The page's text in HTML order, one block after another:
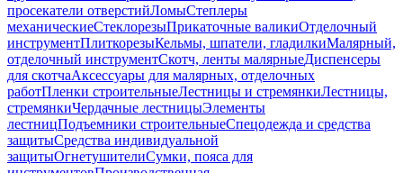
просекатели отверстийЛомыСтеплеры
механическиеСтеклорезыПрикаточные валикиОтделочный
инструментПлиткорезыКельмы, шпатели, гладилкиМалярный,
отделочный инструментСкотч, ленты малярныеДиспенсеры
для скотчаАксессуары для малярных, отделочных
работПленки строительныеЛестницы и стремянкиЛестницы,
стремянкиЧердачные лестницыЭлементы
лестницПодъемники строительныеСпецодежда и средства
защитыСредства индивидуальной
защитыОгнетушителиСумки, пояса для